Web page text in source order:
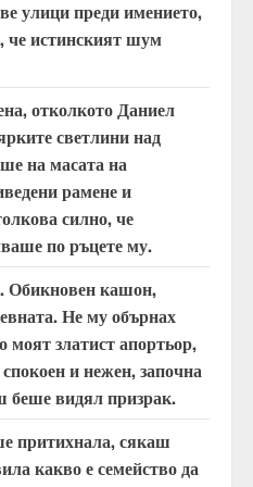
улици преди имението,
че истинският шум
отколкото Даниел
светлини над
на масата на
рамене и
силно, че
по ръцете му.
Обикновен кашон,
Не му обърнах
моят златист апортьор,
и нежен, започна
беше видял призрак.
притихнала, сякаш
какво е семейство да